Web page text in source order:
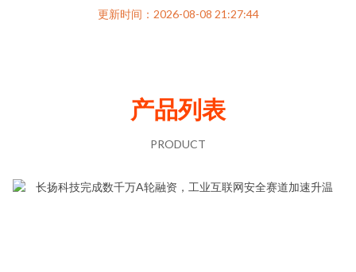
更新时间：2026-08-08 21:27:44
产品列表
PRODUCT